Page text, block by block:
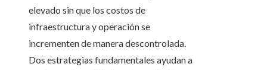
elevado sin que los costos de
infraestructura y operación se
incrementen de manera descontrolada.
Dos estrategias fundamentales ayudan a